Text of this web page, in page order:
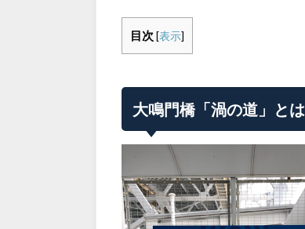
目次 [表示]
大鳴門橋「渦の道」とは